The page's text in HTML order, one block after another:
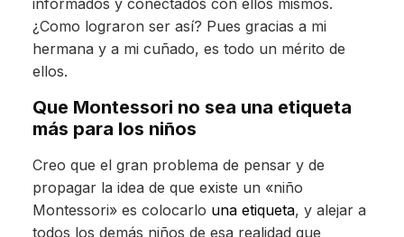
informados y conectados con ellos mismos.
¿Como lograron ser así? Pues gracias a mi
hermana y a mi cuñado, es todo un mérito de
ellos.
Que Montessori no sea una etiqueta
más para los niños
Creo que el gran problema de pensar y de
propagar la idea de que existe un «niño
Montessori» es colocarlo una etiqueta, y alejar a
todos los demás niños de esa realidad que